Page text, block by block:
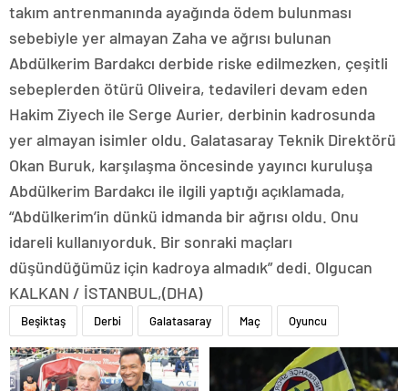
takım antrenmanında ayağında ödem bulunması
sebebiyle yer almayan Zaha ve ağrısı bulunan
Abdülkerim Bardakcı derbide riske edilmezken, çeşitli
sebeplerden ötürü Oliveira, tedavileri devam eden
Hakim Ziyech ile Serge Aurier, derbinin kadrosunda
yer almayan isimler oldu. Galatasaray Teknik Direktörü
Okan Buruk, karşılaşma öncesinde yayıncı kuruluşa
Abdülkerim Bardakcı ile ilgili yaptığı açıklamada,
“Abdülkerim’in dünkü idmanda bir ağrısı oldu. Onu
idareli kullanıyorduk. Bir sonraki maçları
düşündüğümüz için kadroya almadık” dedi. Olgucan
KALKAN / İSTANBUL,(DHA)
Beşiktaş Derbi Galatasaray Maç Oyuncu